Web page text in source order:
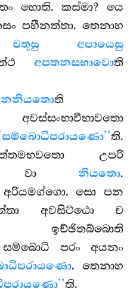
හොති. කස්මා? යෙ
පහීනත්තා. තෙනාහ
චතූසු අපායෙසු
අපතනසභාවොති
නියතොති
ති.
උපරි
වා නියතො.
සො පන
අවසිට්ඨො ච
ඉච්ඡිතබ්බොති
සම්බොධි පරං අයනං
. තෙනාහ
ති.